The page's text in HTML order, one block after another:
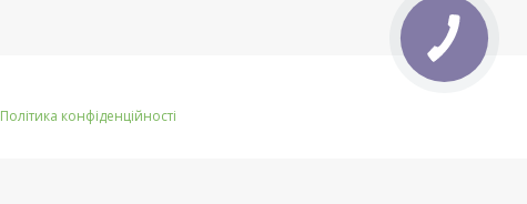
Політика конфіденційності